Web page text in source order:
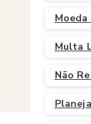
Multa
Não